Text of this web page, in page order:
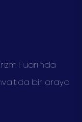
Fuarı’nda
bir araya